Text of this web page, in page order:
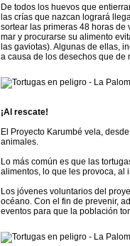
De todos los huevos que
las crías que nazcan logrará
sortear las primeras 48 horas de
mar y procurarse su alimento
las gaviotas). Algunas de ellas,
a causa de los desechos que de
¡Al rescate!
El Proyecto Karumbé vela,
animales.
Lo más común es que las
alimentos, lo que les provoca, al
Los jóvenes voluntarios del
océano. Con el fin de prevenir,
eventos para que la población